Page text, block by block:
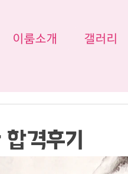
이룸소개 갤러리
격후기